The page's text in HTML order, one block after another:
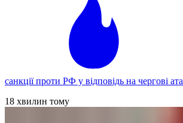
санкції проти РФ у відповідь на чергові
18 хвилин тому